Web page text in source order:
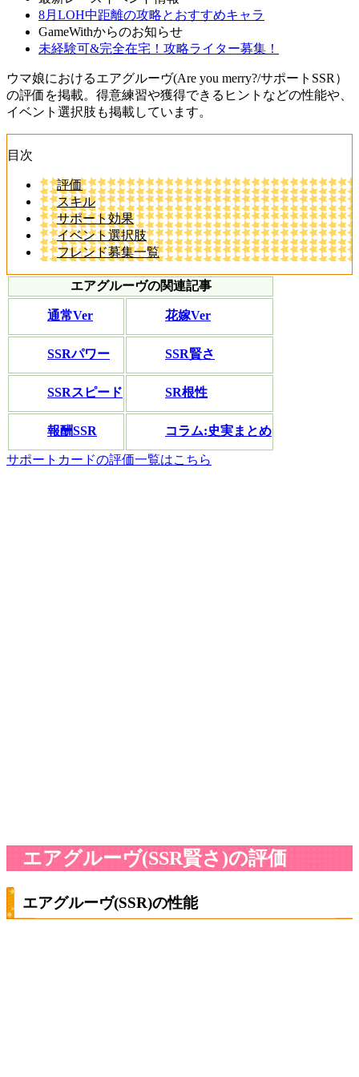
8月LOH中距離の攻略とおすすめキャラ
GameWithからのお知らせ
未経験可&完全在宅！攻略ライター募集！
ウマ娘におけるエアグルーヴ(Are you merry?/サポートSSR）
の評価を掲載。得意練習や獲得できるヒントなどの性能や、
イベント選択肢も掲載しています。
目次
評価
スキル
サポート効果
イベント選択肢
フレンド募集一覧
エアグルーヴの関連記事
通常Ver 花嫁Ver
SSRパワー SSR賢さ
SSRスピード SR根性
報酬SSR コラム:史実まとめ
サポートカードの評価一覧はこちら
エアグルーヴ(SSR賢さ)の評価
エアグルーヴ(SSR)の性能